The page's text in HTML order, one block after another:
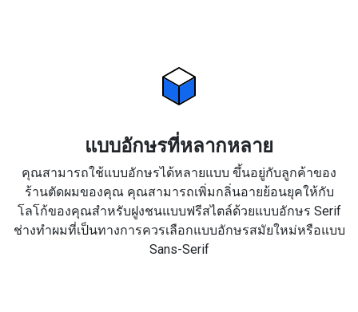
แบบอักษรที่หลากหลาย
คุณสามารถใช้แบบอักษรได้หลายแบบ ขึ้นอยู่กับลูกค้าของ
ร้านตัดผมของคุณ คุณสามารถเพิ่มกลิ่นอายย้อนยุคให้กับ
โลโก้ของคุณสำหรับฝูงชนแบบฟรีสไตล์ด้วยแบบอักษร Serif
ช่างทำผมที่เป็นทางการควรเลือกแบบอักษรสมัยใหม่หรือแบบ
Sans-Serif